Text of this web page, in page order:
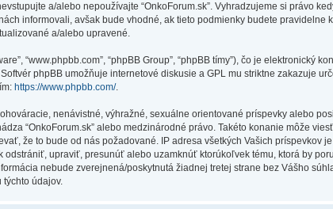
a/alebo nepoužívajte “OnkoForum.sk”. Vyhradzujeme si právo
informovali, avšak bude vhodné, ak tieto podmienky budete pravidelne
a/alebo upravené.
“www.phpbb.com”, “phpBB Group”, “phpBB tímy”), čo je elektronický
Softvér phpBB umožňuje internetové diskusie a GPL mu striktne zakazuje
https://www.phpbb.com/.
nenávistné, výhražné, sexuálne orientované príspevky alebo
“OnkoForum.sk” alebo medzinárodné právo. Takéto konanie môže
že to bude od nás požadované. IP adresa všetkých Vašich príspevkov
odstrániť, upraviť, presunúť alebo uzamknúť ktorúkoľvek tému, ktorá by
nebude zverejnená/poskytnutá žiadnej tretej strane bez Vášho
údajov.